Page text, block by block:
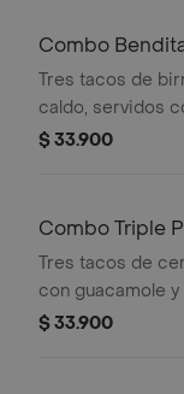
Combo
Tres tacos de
caldo, servidos
Incluye limón
$ 33.900
Combo Triple
Tres tacos de
con guacamole
encurtida.
$ 33.900